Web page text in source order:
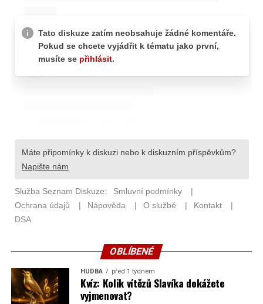
OBLÍBENÉ
HUDBA před 1 týdnem
Kvíz: Kolik vítězů Slavíka dokážete
vyjmenovat?